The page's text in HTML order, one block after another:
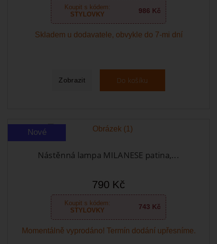
Koupit s kódem:
STYLOVKY
986 Kč
Skladem u dodavatele, obvykle do 7-mi dní
Zobrazit Do košíku
Nové
Nástěnná lampa MILANESE patina,...
790 Kč
Koupit s kódem:
STYLOVKY
743 Kč
Momentálně vyprodáno! Termín dodání upřesníme.